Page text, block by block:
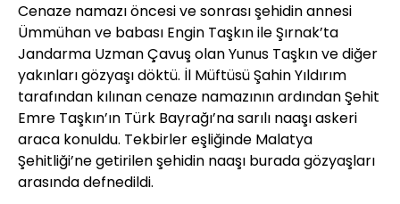
Cenaze namazı öncesi ve sonrası şehidin annesi
Ümmühan ve babası Engin Taşkın ile Şırnak’ta
Jandarma Uzman Çavuş olan Yunus Taşkın ve diğer
yakınları gözyaşı döktü. İl Müftüsü Şahin Yıldırım
tarafından kılınan cenaze namazının ardından Şehit
Emre Taşkın’ın Türk Bayrağı’na sarılı naaşı askeri
araca konuldu. Tekbirler eşliğinde Malatya
Şehitliği’ne getirilen şehidin naaşı burada gözyaşları
arasında defnedildi.